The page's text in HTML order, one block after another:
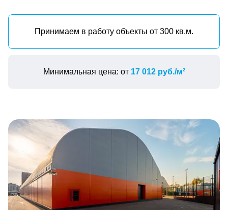
Принимаем в работу объекты от 300 кв.м.
Минимальная цена: от 17 012 руб./м²